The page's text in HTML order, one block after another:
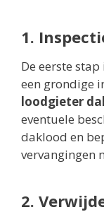
1.
De eerste
een grondige
loodgieter
eventuele
daklood en
vervangingen
2.